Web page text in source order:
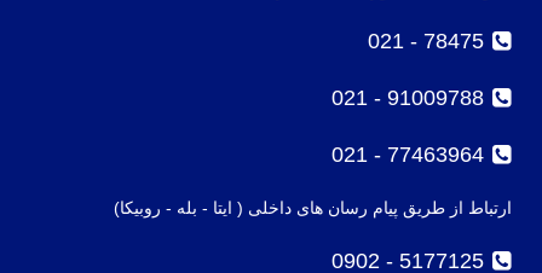
78475 - 021
91009788 - 021
77463964 - 021
ارتباط از طریق پیام رسان های داخلی ( ایتا - بله - روبیکا)
5177125 - 0902